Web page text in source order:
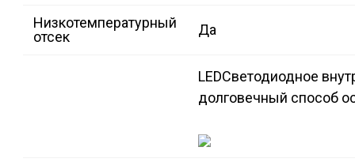
Низкотемпературный
отсек
Да
LEDСветодиодное
долговечный способ